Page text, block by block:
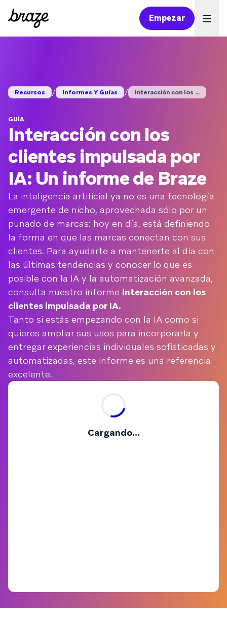
Empezar
Recursos / Informes Y Guías / Interacción con los ...
GUÍA
Interacción con los
clientes impulsada por
IA: Un informe de Braze
La inteligencia artificial ya no es una tecnología
emergente de nicho, aprovechada sólo por un
puñado de marcas: hoy en día, está definiendo
la forma en que las marcas conectan con sus
clientes. Para ayudarte a mantenerte al día con
las últimas tendencias y conocer lo que es
posible con la IA y la automatización avanzada,
consulta nuestro informe Interacción con los
clientes impulsada por IA.
Tanto si estás empezando con la IA como si
quieres ampliar sus usos para incorporarla y
entregar experiencias individuales sofisticadas y
automatizadas, este informe es una referencia
excelente.
Cargando...